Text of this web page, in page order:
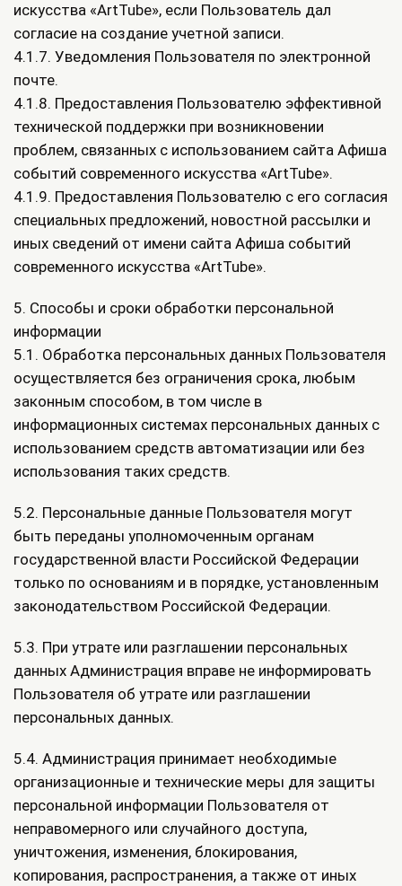
искусства «ArtTube», если Пользователь дал
согласие на создание учетной записи.
4.1.7. Уведомления Пользователя по электронной
почте.
4.1.8. Предоставления Пользователю эффективной
технической поддержки при возникновении
проблем, связанных с использованием сайта Афиша
событий современного искусства «ArtTube».
4.1.9. Предоставления Пользователю с его согласия
специальных предложений, новостной рассылки и
иных сведений от имени сайта Афиша событий
современного искусства «ArtTube».
5. Способы и сроки обработки персональной
информации
5.1. Обработка персональных данных Пользователя
осуществляется без ограничения срока, любым
законным способом, в том числе в
информационных системах персональных данных с
использованием средств автоматизации или без
использования таких средств.
5.2. Персональные данные Пользователя могут
быть переданы уполномоченным органам
государственной власти Российской Федерации
только по основаниям и в порядке, установленным
законодательством Российской Федерации.
5.3. При утрате или разглашении персональных
данных Администрация вправе не информировать
Пользователя об утрате или разглашении
персональных данных.
5.4. Администрация принимает необходимые
организационные и технические меры для защиты
персональной информации Пользователя от
неправомерного или случайного доступа,
уничтожения, изменения, блокирования,
копирования, распространения, а также от иных